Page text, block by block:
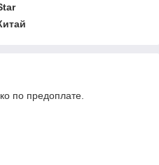
по предоплате.